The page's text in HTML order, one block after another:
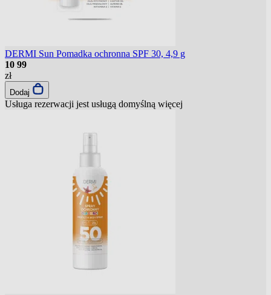
DERMI Sun Pomadka ochronna SPF 30, 4,9 g
10 99
zł
Dodaj
Usługa rezerwacji jest usługą domyślną więcej